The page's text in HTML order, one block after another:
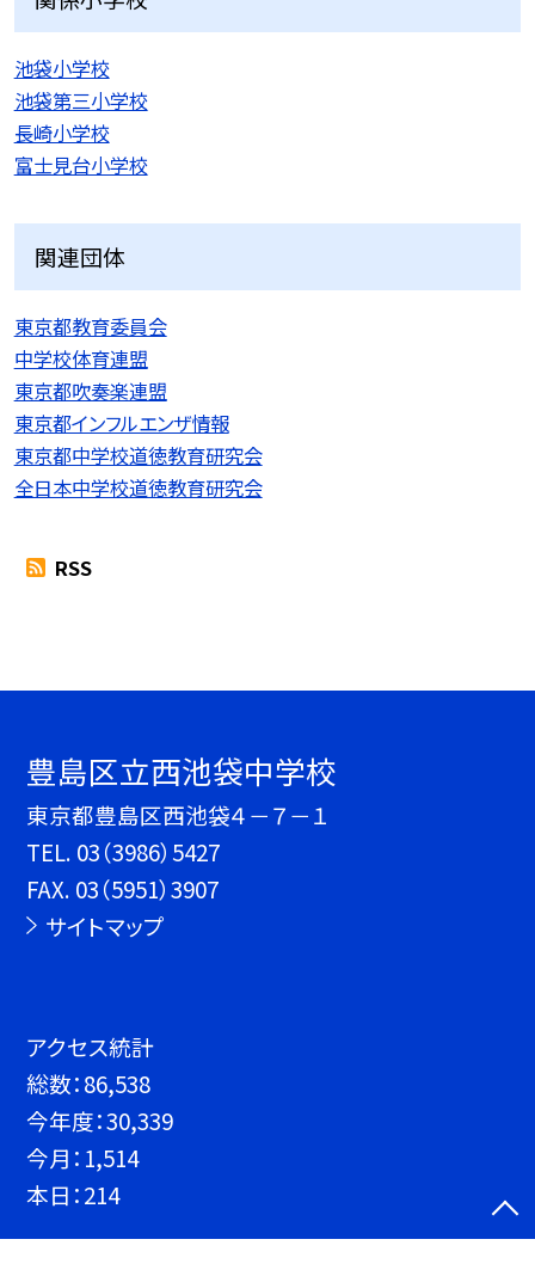
池袋小学校
池袋第三小学校
長崎小学校
富士見台小学校
関連団体
東京都教育委員会
中学校体育連盟
東京都吹奏楽連盟
東京都インフルエンザ情報
東京都中学校道徳教育研究会
全日本中学校道徳教育研究会
RSS
豊島区立西池袋中学校
東京都豊島区西池袋４－７－１
TEL. 03（3986）5427
FAX. 03（5951）3907
サイトマップ
アクセス統計
総数：86,538
今年度：30,339
今月： 1,514
本日：214